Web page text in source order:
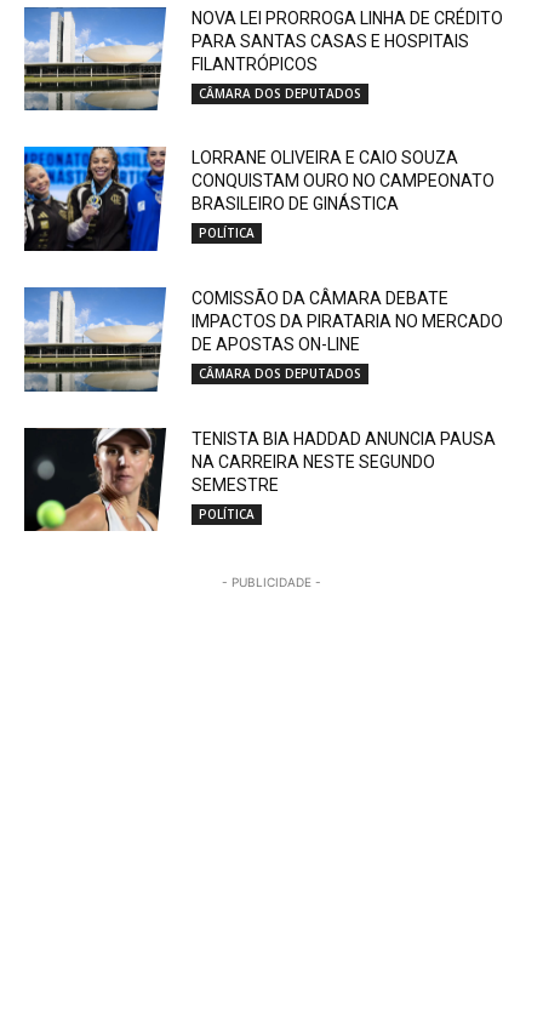
NOVA LEI PRORROGA LINHA DE CRÉDITO
PARA SANTAS CASAS E HOSPITAIS
FILANTRÓPICOS
CÂMARA DOS DEPUTADOS
LORRANE OLIVEIRA E CAIO SOUZA
CONQUISTAM OURO NO CAMPEONATO
BRASILEIRO DE GINÁSTICA
POLÍTICA
COMISSÃO DA CÂMARA DEBATE
IMPACTOS DA PIRATARIA NO MERCADO
DE APOSTAS ON-LINE
CÂMARA DOS DEPUTADOS
TENISTA BIA HADDAD ANUNCIA PAUSA
NA CARREIRA NESTE SEGUNDO
SEMESTRE
POLÍTICA
- PUBLICIDADE -